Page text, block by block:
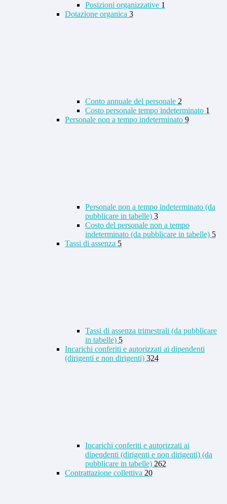
Posizioni organizzative 1
Dotazione organica 3
Conto annuale del personale 2
Costo personale tempo indeterminato 1
Personale non a tempo indeterminato 9
Personale non a tempo indeterminato (da
pubblicare in tabelle) 3
Costo del personale non a tempo
indeterminato (da pubblicare in tabelle) 5
Tassi di assenza 5
Tassi di assenza trimestrali (da pubblicare
in tabelle) 5
Incarichi conferiti e autorizzati ai dipendenti
(dirigenti e non dirigenti) 324
Incarichi conferiti e autorizzati ai
dipendenti (dirigenti e non dirigenti) (da
pubblicare in tabelle) 262
Contrattazione collettiva 20